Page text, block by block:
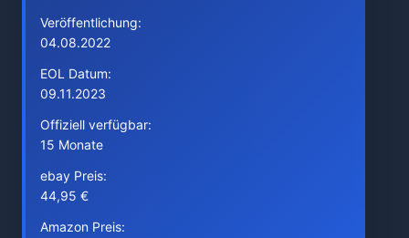
Veröffentlichung:
04.08.2022
EOL Datum:
09.11.2023
Offiziell verfügbar:
15 Monate
ebay Preis:
44,95 €
Amazon Preis: